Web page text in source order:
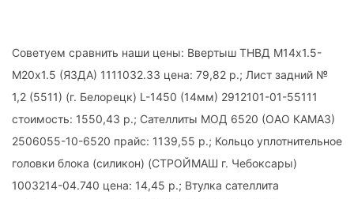
Советуем сравнить наши цены: Ввертыш ТНВД М14х1.5-
М20х1.5 (ЯЗДА) 1111032.33 цена: 79,82 р.; Лист задний №
1,2 (5511) (г. Белорецк) L-1450 (14мм) 2912101-01-55111
стоимость: 1550,43 р.; Сателлиты МОД 6520 (ОАО КАМАЗ)
2506055-10-6520 прайс: 1139,55 р.; Кольцо уплотнительное
головки блока (силикон) (СТРОЙМАШ г. Чебоксары)
1003214-04.740 цена: 14,45 р.; Втулка сателлита